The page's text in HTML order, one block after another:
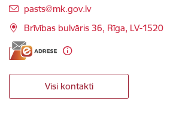
E-pasts:
pasts@mk.gov.lv
Brīvības bulvāris 36, Rīga, LV-1520
Visi kontakti